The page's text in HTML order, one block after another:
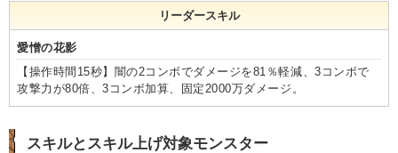
リーダースキル
愛憎の花影
【操作時間15秒】闇の2コンボでダメージを81％軽減、3コンボで
攻撃力が80倍、3コンボ加算、固定2000万ダメージ。
スキルとスキル上げ対象モンスター